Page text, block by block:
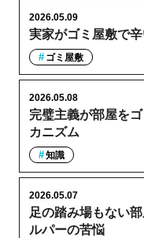
実家がゴミ屋敷で
2026.05.09
ゴミ屋敷
完璧主義が部屋を
カニズム
2026.05.08
知識
足の踏み場もない
ルパーの苦悩
2026.05.07